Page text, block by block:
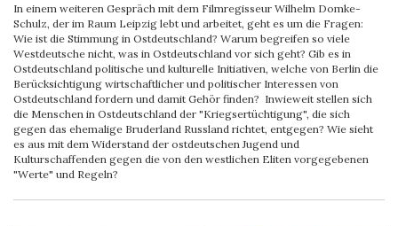
In einem weiteren Gespräch mit dem Filmregisseur Wilhelm Domke-
Schulz, der im Raum Leipzig lebt und arbeitet, geht es um die Fragen:
Wie ist die Stimmung in Ostdeutschland? Warum begreifen so viele
Westdeutsche nicht, was in Ostdeutschland vor sich geht? Gib es in
Ostdeutschland politische und kulturelle Initiativen, welche von Berlin die
Berücksichtigung wirtschaftlicher und politischer Interessen von
Ostdeutschland fordern und damit Gehör finden? Inwieweit stellen sich
die Menschen in Ostdeutschland der "Kriegsertüchtigung", die sich
gegen das ehemalige Bruderland Russland richtet, entgegen? Wie sieht
es aus mit dem Widerstand der ostdeutschen Jugend und
Kulturschaffenden gegen die von den westlichen Eliten vorgegebenen
"Werte" und Regeln?